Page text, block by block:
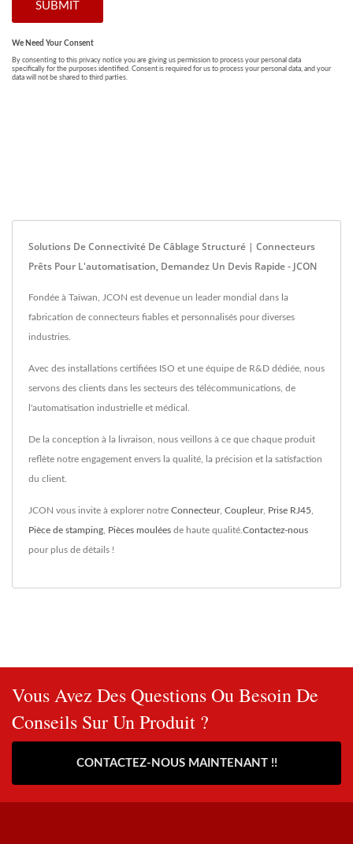
Solutions De Connectivité De Câblage Structuré | Connecteurs
Prêts Pour L'automatisation, Demandez Un Devis Rapide - JCON
Fondée à Taïwan, JCON est devenue un leader mondial dans la
fabrication de connecteurs fiables et personnalisés pour diverses
industries.
Avec des installations certifiées ISO et une équipe de R&D dédiée, nous
servons des clients dans les secteurs des télécommunications, de
l'automatisation industrielle et médical.
De la conception à la livraison, nous veillons à ce que chaque produit
reflète notre engagement envers la qualité, la précision et la satisfaction
du client.
JCON vous invite à explorer notre Connecteur, Coupleur, Prise RJ45
Pièce de stamping Pièces moulées de haute qualité. Contactez-nous
pour plus de détails !
Vous Avez Des Questions Ou Besoin De
Conseils Sur Un Produit ?
CONTACTEZ-NOUS MAINTENANT !!